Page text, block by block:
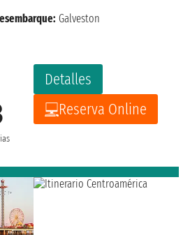
Detalles
Reserva Online
Galveston